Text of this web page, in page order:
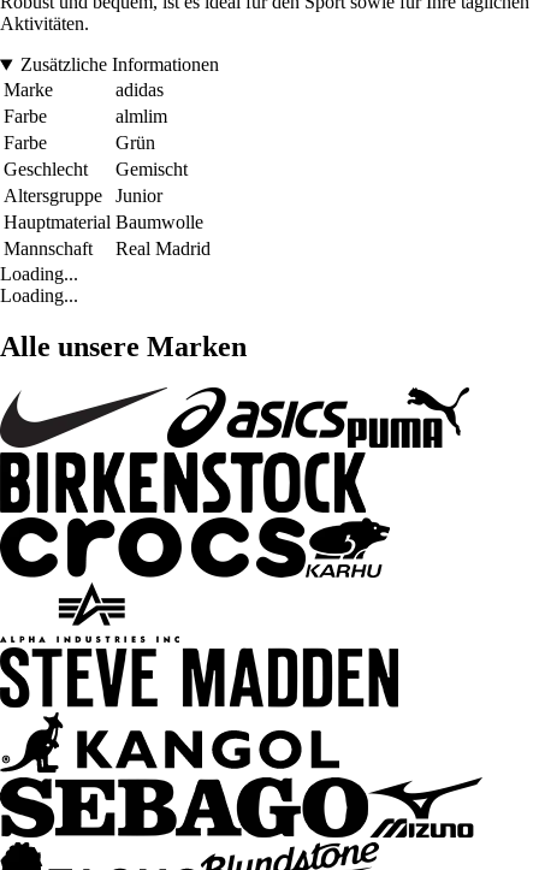
Aktivitäten.
Zusätzliche Informationen
Marke
adidas
Farbe
almlim
Farbe
Grün
Geschlecht
Gemischt
Altersgruppe
Junior
Hauptmaterial Baumwolle
Mannschaft
Real Madrid
Loading...
Loading...
Alle unsere Marken